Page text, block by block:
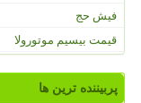
فیش حج
قیمت بیسیم موتورولا
پربیننده ترین ها